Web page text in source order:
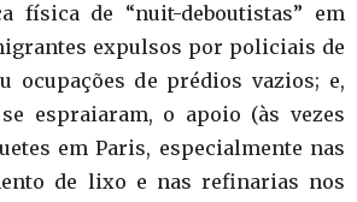
física de “nuit-deboutistas” em
expulsos por policiais de
ocupações de prédios vazios; e,
espraiaram, o apoio (às vezes
em Paris, especialmente nas
de lixo e nas refinarias nos